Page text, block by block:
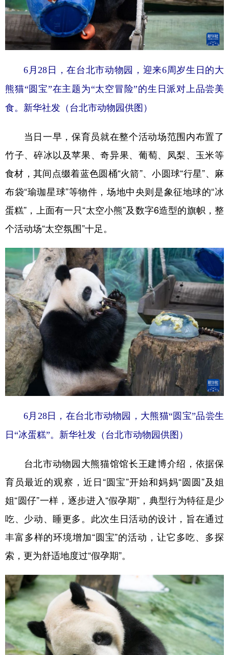
公益 一带一路 亚太网 上市公司
文化产业
地方频道
浙江 安徽 福建 江西
山东 河南 湖北 湖南
陕西 甘肃
新疆 内蒙古 黑龙江
多语种频道
English Español Français عربى
Русский язык 日本語 한국어
Deutsch
6月28日，在台北市动物园，迎来6周岁生日的大
熊猫“圆宝”在主题为“太空冒险”的生日派对上品尝美
食。 新华社发（台北市动物园供图）
当日一早，保育员就在整个活动场范围内布置了
竹子、碎冰以及苹果、奇异果、葡萄、凤梨、玉米等
食材，其间点缀着蓝色圆桶“火箭”、小圆球“行星”、麻
布袋“瑜珈星球”等物件，场地中央则是象征地球的“冰
蛋糕”，上面有一只“太空小熊”及数字6造型的旗帜，整
个活动场“太空氛围”十足。
6月28日，在台北市动物园，大熊猫“圆宝”品尝生
日“冰蛋糕”。 新华社发（台北市动物园供图）
台北市动物园大熊猫馆馆长王建博介绍，依据保
育员最近的观察，近日“圆宝”开始和妈妈“圆圆”及姐
姐“圆仔”一样，逐步进入“假孕期”，典型行为特征是少
吃、少动、睡更多。此次生日活动的设计，旨在通过
丰富多样的环境增加“圆宝”的活动，让它多吃、多探
索，更为舒适地度过“假孕期”。